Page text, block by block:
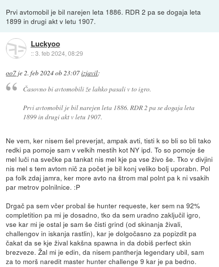
Prvi avtomobil je bil narejen leta 1886. RDR 2 pa se dogaja leta
1899 in drugi akt v letu 1907.
Luckyoo
::3. feb 2024, 08:29
oo7 je 2. feb 2024 ob 23:07izjavil:
Časovno bi avtomobili že lahko pasali v to igro.
Prvi avtomobil je bil narejen leta 1886. RDR 2 pa se dogaja leta
1899 in drugi akt v letu 1907.
Ne vem, ker nisem šel preverjat, ampak avti, tisti k so bli so bli tako
redki pa pomoje sam v velkih mestih kot NY ipd. To so pomoje še
mel luči na svečke pa tankat nis mel kje pa vse živo še. Tko v divjini
nis mel s tem avtom nič za počet je bil konj veliko bolj uporabn. Pol
pa folk zdaj jamra, ker more avto na štrom mal polnt pa k ni vsakih
par metrov polnilnice. :P
Drgač pa sem včer probal še hunter requeste, ker sem na 92%
completition pa mi je dosadno, tko da sem uradno zaključil igro,
vse kar mi je ostal je sam še čisti grind (od skinanja živali,
challengov in iskanja rastlin), kar je dolgočasno za popizdit pa
čakat da se kje žival kakšna spawna in da dobiš perfect skin
brezveze. Žal mi je edin, da nisem pantherja legendary ubil, sam
za to morš naredit master hunter challenge 9 kar je pa bedno.